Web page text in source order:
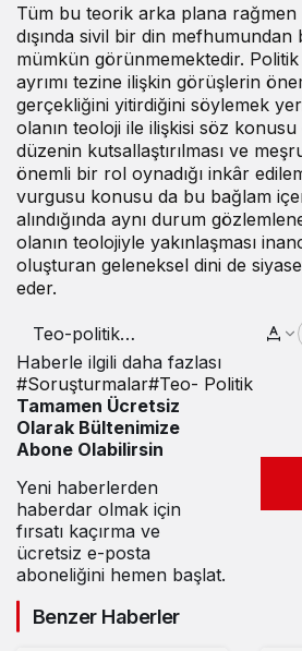
Tüm bu teorik arka plana
dışında sivil bir din mefhumundan
mümkün görünmemektedir.
ayrımı tezine ilişkin görüşlerin
gerçekliğini yitirdiğini söylemek
olanın teoloji ile ilişkisi söz
düzenin kutsallaştırılması ve
önemli bir rol oynadığı inkâr
vurgusu konusu da bu bağlam
alındığında aynı durum
olanın teolojiyle yakınlaşması
oluşturan geleneksel dini de
eder.
Teo-politik
Soruşturmalar
Haberle ilgili daha fazlası
#Soruşturmalar#Teo- Politik
Tamamen Ücretsiz
Olarak Bültenimize
Abone Olabilirsin
Yeni haberlerden
haberdar olmak için
fırsatı kaçırma ve
ücretsiz e-posta
aboneliğini hemen başlat.
Benzer Haberler